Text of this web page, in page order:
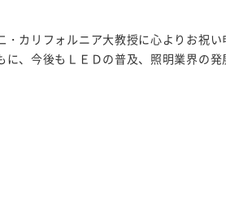
リフォルニア大教授に心よりお祝い
、今後もＬＥＤの普及、照明業界の発